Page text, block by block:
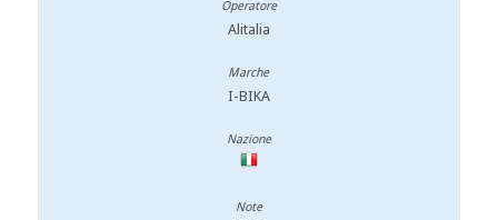
Alitalia
I-BIKA